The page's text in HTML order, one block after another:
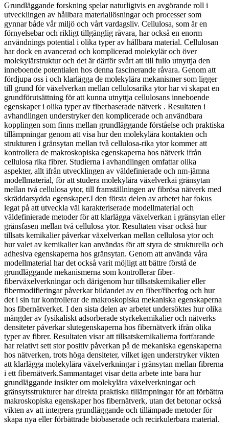
Grundläggande forskning spelar naturligtvis en avgörande roll i
utvecklingen av hållbara materiallösningar och processer som
gynnar både vår miljö och vårt vardagsliv. Cellulosa, som är en
förnyelsebar och rikligt tillgänglig råvara, har också en enorm
användnings potential i olika typer av hållbara material. Cellulosan
har dock en avancerad och komplicerad molekylär och över
molekylärstruktur och det är därför svårt att till fullo utnyttja den
inneboende potentialen hos denna fascinerande råvara. Genom att
fördjupa oss i och klarlägga de molekylära mekanismer som ligger
till grund för växelverkan mellan cellulosarika ytor har vi skapat en
grundförutsättning för att kunna utnyttja cellulosans inneboende
egenskaper i olika typer av fiberbaserade nätverk . Resultaten i
avhandlingen understryker den komplicerade och användbara
kopplingen som finns mellan grundläggande förståelse och praktiska
tillämpningar genom att visa hur den molekylära kontakten och
strukturen i gränsytan mellan två cellulosa-rika ytor kommer att
kontrollera de makroskopiska egenskaperna hos nätverk ifrån
cellulosa rika fibrer. Studierna i avhandlingen omfattar olika
aspekter, allt ifrån utvecklingen av väldefinierade och nm-jämna
modellmaterial, för att studera molekylära växelverkai gränsytan
mellan två cellulosa ytor, till framställningen av fibrösa nätverk med
skräddarsydda egenskaper.I den första delen av arbetet har fokus
legat på att utveckla väl karakteriserade modellmaterial och
väldefinierade metoder för att klarlägga växelverkan i gränsytan eller
gränsfasen mellan två cellulosa ytor. Resultaten visar också hur
tillsats kemikalier påverkar växelverkan mellan cellulosa ytor och
hur valet av kemikalier kan användas för att styra de strukturella och
adhesiva egenskaperna hos gränsytan. Genom att använda våra
modellmaterial har det också varit möjligt att bättre förstå de
grundläggande mekanismerna som kontrollerar fiber-
fiberväxelverkningar och därigenom hur tillsatskemikalier eller
fibermodifieringar påverkar bildandet av en fiber/fiberfog och hur
det i sin tur kontrollerar de makroskopiska mekaniska egenskaperna
hos fibernätverket. I den sista delen av arbetet undersöktes hur olika
mängder av fysikaliskt adsorberade styrkekemikalier och nätverks
densiteter påverkar slutegenskaperna hos fibernätverk ifrån olika
typer av fibrer. Resultaten visar att tillsatskemikalierna fortfarande
har relativt sett stor positiv påverkan på de mekaniska egenskaperna
hos nätverken, trots höga densiteter, vilket igen understryker vikten
att klarlägga molekylära växelverkningar i gränsytan mellan fibrerna
i ett fibernätverk.Sammantaget visar detta arbete inte bara hur
grundläggande insikter om molekylära växelverkningar och
gränsytsstrukturer har direkta praktiska tillämpningar för att förbättra
makroskopiska egenskaper hos fibernätverk, utan det betonar också
vikten av att integrera grundläggande och tillämpade metoder för
skapa nya eller förbättrade biobaserade och recirkulerbara material.